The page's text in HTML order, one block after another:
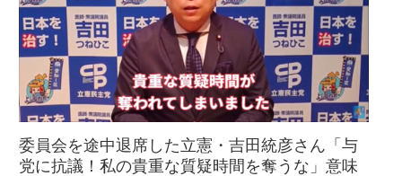
委員会を途中退席した立憲・吉田統彦さん「与
党に抗議！私の貴重な質疑時間を奪うな」意味